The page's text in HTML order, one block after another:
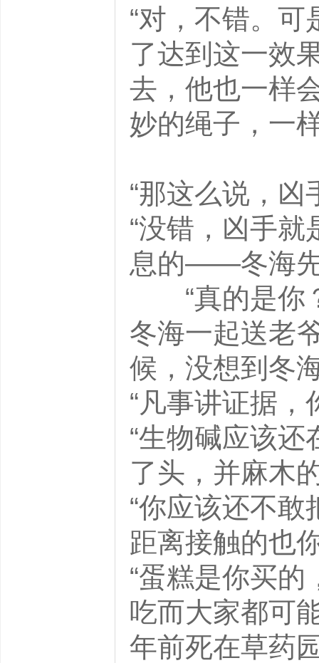
“对，不错。
了达到这一效
去，他也一样
妙的绳子，一
“那这么说，
“没错，凶手
息的——冬海
“真的是你？
冬海一起送老
候，没想到
“凡事讲证据
“生物碱应该还
了头，并麻
“你应该还不
距离接触的
“蛋糕是你买
吃而大家都可
年前死在草药